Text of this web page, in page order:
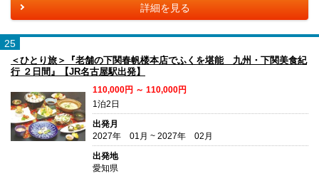
詳細を見る
25
＜ひとり旅＞『老舗の下関春帆楼本店でふくを堪能 九州・下関美食紀
行 ２日間』【JR名古屋駅出発】
110,000円 ～ 110,000円
1泊2日
出発月
2027年 01月 ~ 2027年 02月
出発地
愛知県